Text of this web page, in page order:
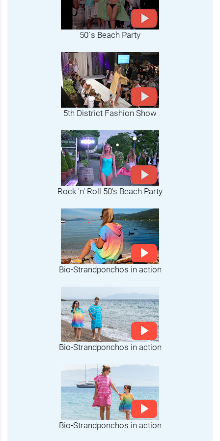
50´s Beach Party
5th District Fashion Show
Rock 'n' Roll 50's Beach Party
Bio-Strandponchos in action
Bio-Strandponchos in action
Bio-Strandponchos in action